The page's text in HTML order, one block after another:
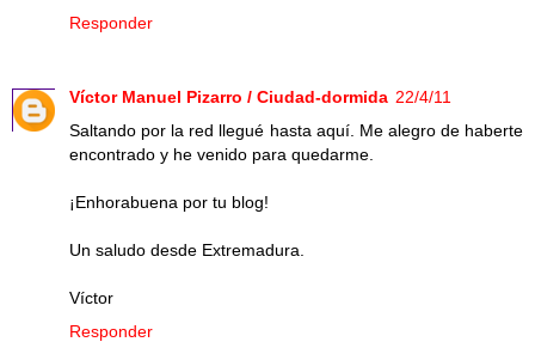
Responder
Víctor Manuel Pizarro / Ciudad-dormida 22/4/11
Saltando por la red llegué hasta aquí. Me alegro de haberte
encontrado y he venido para quedarme.
¡Enhorabuena por tu blog!
Un saludo desde Extremadura.
Víctor
Responder